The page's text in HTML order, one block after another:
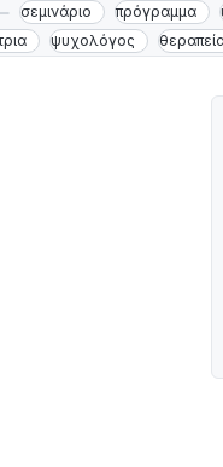
σεμινάριο πρόγραμμα
ψυχολόγος